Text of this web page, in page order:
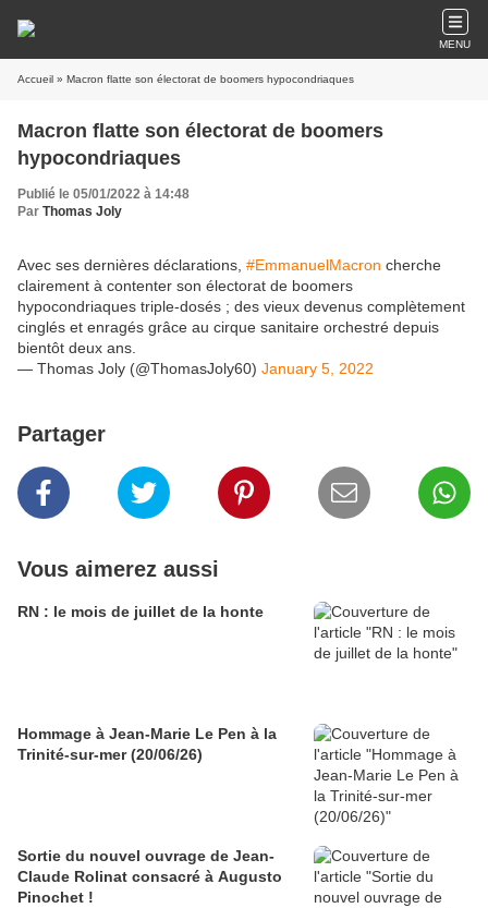
MENU
Accueil » Macron flatte son électorat de boomers hypocondriaques
Macron flatte son électorat de boomers
hypocondriaques
Publié le 05/01/2022 à 14:48
Par Thomas Joly
Avec ses dernières déclarations, #EmmanuelMacron cherche
clairement à contenter son électorat de boomers
hypocondriaques triple-dosés ; des vieux devenus complètement
cinglés et enragés grâce au cirque sanitaire orchestré depuis
bientôt deux ans.
— Thomas Joly (@ThomasJoly60) January 5, 2022
Partager
Vous aimerez aussi
RN : le mois de juillet de la honte
Hommage à Jean-Marie Le Pen à la
Trinité-sur-mer (20/06/26)
Sortie du nouvel ouvrage de Jean-
Claude Rolinat consacré à Augusto
Pinochet !